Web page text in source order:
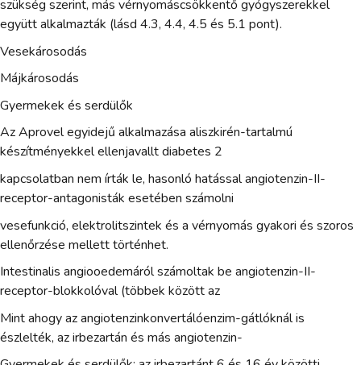
szükség szerint, más vérnyomáscsökkentő gyógyszerekkel
együtt alkalmazták (lásd 4.3, 4.4, 4.5 és 5.1 pont).
Vesekárosodás
Májkárosodás
Gyermekek és serdülők
Az Aprovel egyidejű alkalmazása aliszkirén-tartalmú
készítményekkel ellenjavallt diabetes 2
kapcsolatban nem írták le, hasonló hatással angiotenzin-II-
receptor-antagonisták esetében számolni
vesefunkció, elektrolitszintek és a vérnyomás gyakori és szoros
ellenőrzése mellett történhet.
Intestinalis angiooedemáról számoltak be angiotenzin-II-
receptor-blokkolóval (többek között az
Mint ahogy az angiotenzinkonvertálóenzim-gátlóknál is
észlelték, az irbezartán és más angiotenzin-